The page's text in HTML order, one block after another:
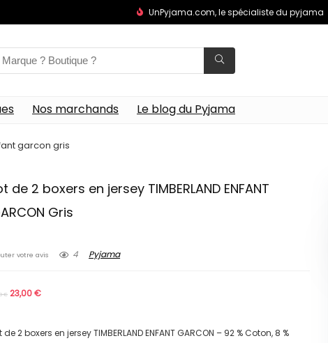
UnPyjama.com, le spécialiste du pyjama
Nos marchands Le blog du Pyjama
garcon gris
de 2 boxers en jersey TIMBERLAND ENFANT
Gris
votre avis 4 Pyjama
€ 23,00€
de 2 boxers en jersey TIMBERLAND ENFANT GARCON – 92 % Coton, 8 %